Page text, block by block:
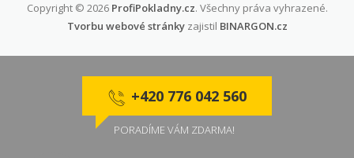
Copyright © 2026 ProfiPokladny.cz. Všechny práva vyhrazené.
Tvorbu webové stránkyzajistil BINARGON.cz
+420 776 042 560
PORADÍME VÁM ZDARMA!